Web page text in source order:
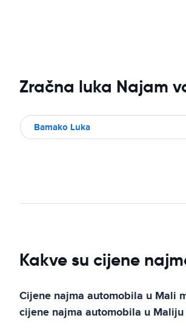
Zračna luka Najam
Bamako Luka
Kakve su cijene
Cijene najma automobila u Mali
cijene najma automobila u